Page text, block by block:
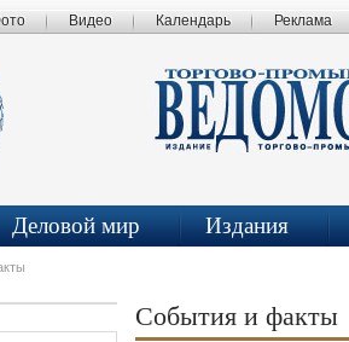
Видео Календарь Реклама
Деловой мир Издания
События и факты